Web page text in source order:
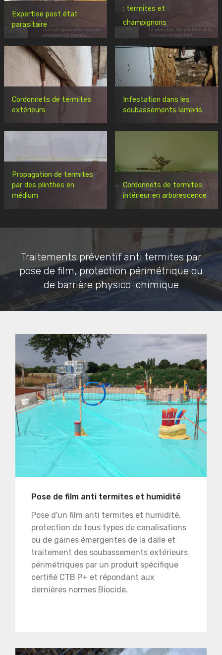
Expertise post état
parasitaire
: termites et
champignons
Cordonnets de termites
extérieurs
Infestation dans les
soubassements lambris
Propagation de termites
par des plinthes en
médium
Cordonnets de termites
intérieur en arborescence
Traitements préventif anti termites par
pose de film, protection périmétrique ou
de barrière physico-chimique
Pose de film anti termites et humidité
Pose d'un film anti termites et humidité,
protection de tous types de canalisations
ou de gaines émergentes de la dalle et
traitement des soubassements extérieurs
périmétriques par un produit spécifique
certifié CTB P+ et répondant aux
dernières normes Biocide.